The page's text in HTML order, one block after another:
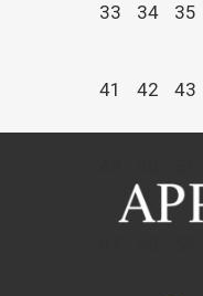
33 34 35
41 42 43